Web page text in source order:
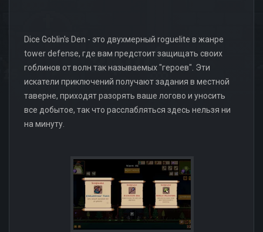
Dice Goblin's Den - это двухмерный roguelite в жанре
tower defense, где вам предстоит защищать своих
гоблинов от волн так называемых "героев". Эти
искатели приключений получают задания в местной
таверне, приходят разорять ваше логово и уносить
все добытое, так что расслабляться здесь нельзя ни
на минуту.